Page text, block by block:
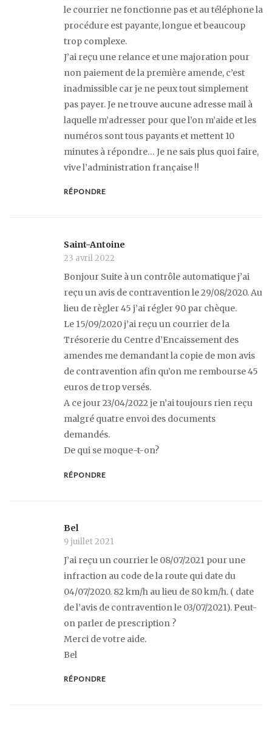
le courrier ne fonctionne pas et au téléphone la
procédure est payante, longue et beaucoup
trop complexe.
J’ai reçu une relance et une majoration pour
non paiement de la première amende, c’est
inadmissible car je ne peux tout simplement
pas payer. Je ne trouve aucune adresse mail à
laquelle m’adresser pour que l’on m’aide et les
numéros sont tous payants et mettent 10
minutes à répondre… Je ne sais plus quoi faire,
vive l’administration française !!
RÉPONDRE
Saint-Antoine
23 avril 2022
Bonjour Suite à un contrôle automatique j’ai
reçu un avis de contravention le 29/08/2020. Au
lieu de règler 45 j’ai régler 90 par chèque.
Le 15/09/2020 j’ai reçu un courrier de la
Trésorerie du Centre d’Encaissement des
amendes me demandant la copie de mon avis
de contravention afin qu’on me rembourse 45
euros de trop versés.
A ce jour 23/04/2022 je n’ai toujours rien reçu
malgré quatre envoi des documents
demandés.
De qui se moque-t-on?
RÉPONDRE
Bel
9 juillet 2021
J’ai reçu un courrier le 08/07/2021 pour une
infraction au code de la route qui date du
04/07/2020. 82 km/h au lieu de 80 km/h. ( date
de l’avis de contravention le 03/07/2021). Peut-
on parler de prescription ?
Merci de votre aide.
Bel
RÉPONDRE